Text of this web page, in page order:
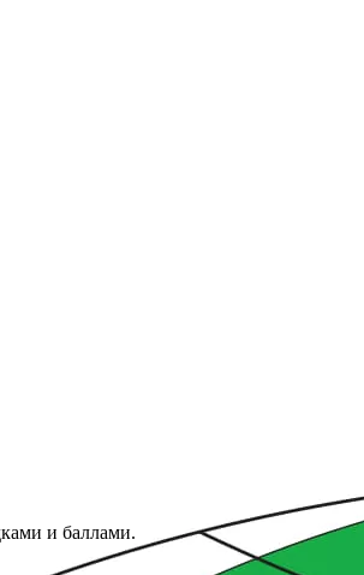
и баллами.